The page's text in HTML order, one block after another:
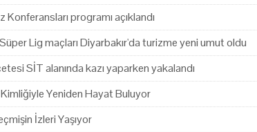
programı açıklandı
Lig maçları Diyarbakır'da turizme yeni umut oldu
SİT alanında kazı yaparken yakalandı
Yeniden Hayat Buluyor
İzleri Yaşıyor